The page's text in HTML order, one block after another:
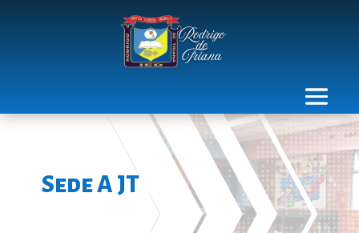
Sede A JT